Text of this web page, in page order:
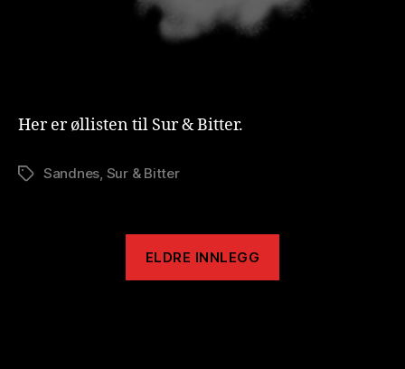
Her er øllisten til Sur & Bitter.
StikkordSandnes, Sur & Bitter
ELDRE INNLEGG